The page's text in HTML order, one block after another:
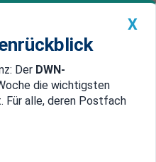
Geldanlage Premium
China
"Die
X
Der DWN-
die wichtigsten
Für alle, deren Postfach